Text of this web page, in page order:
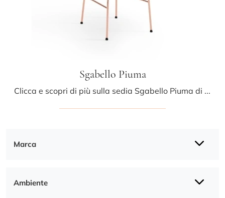
Marca
Ambiente
Sgabello Piuma
Clicca e scopri di più sulla sedia Sgabello Piuma di Midj in cuoio: le più originali Sedie sgabelli moderne ti attendono.